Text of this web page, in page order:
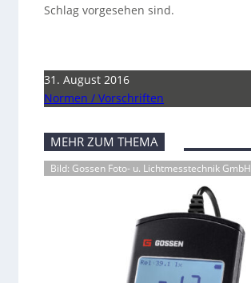
Schlag vorgesehen sind.
31. August 2016
Normen / Vorschriften
MEHR ZUM THEMA
Bild: Gossen Foto- u. Lichtmesstechnik GmbH